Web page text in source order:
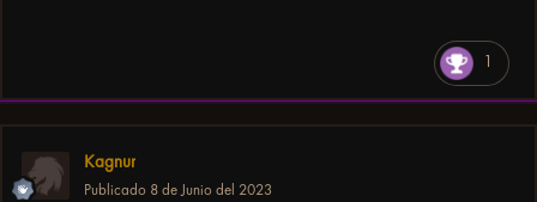
1
Kagnur
Publicado 8 de Junio del 2023